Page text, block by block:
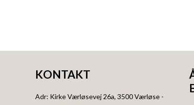
KONTAKT
Adr: Kirke Værløsevej 26a, 3500Værløse -